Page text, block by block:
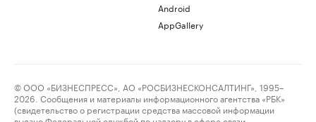
Android
AppGallery
© ООО «БИЗНЕСПРЕСС», АО «РОСБИЗНЕСКОНСАЛТИНГ», 1995–
2026. Сообщения и материалы информационного агентства «РБК»
(свидетельство о регистрации средства массовой информации